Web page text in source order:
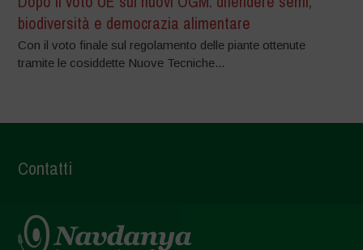
biodiversità e democrazia alimentare
Con il voto finale sul regolamento delle piante ottenute
tramite le cosiddette Nuove Tecniche...
Contatti